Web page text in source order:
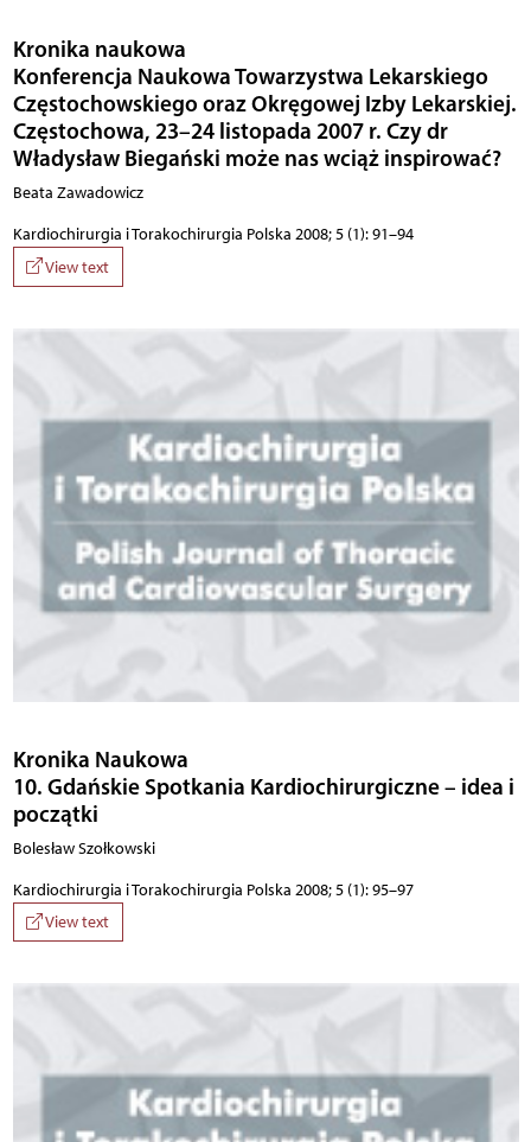
Kronika naukowa
Konferencja Naukowa Towarzystwa Lekarskiego
Częstochowskiego oraz Okręgowej Izby Lekarskiej.
Częstochowa, 23–24 listopada 2007 r. Czy dr
Władysław Biegański może nas wciąż inspirować?
Beata Zawadowicz
Kardiochirurgia i Torakochirurgia Polska 2008; 5 (1): 91–94
View text
Kronika Naukowa
10. Gdańskie Spotkania Kardiochirurgiczne – idea i
początki
Bolesław Szołkowski
Kardiochirurgia i Torakochirurgia Polska 2008; 5 (1): 95–97
View text